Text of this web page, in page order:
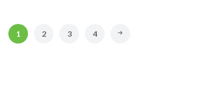
1 2 3 4